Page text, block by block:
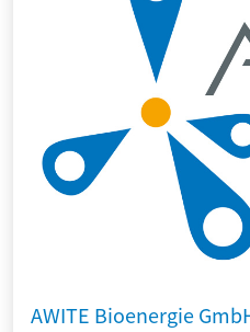
AWITE Bioenergie